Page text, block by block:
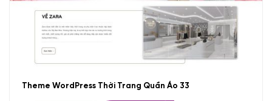
Theme WordPress Thời Trang Quần Áo 33